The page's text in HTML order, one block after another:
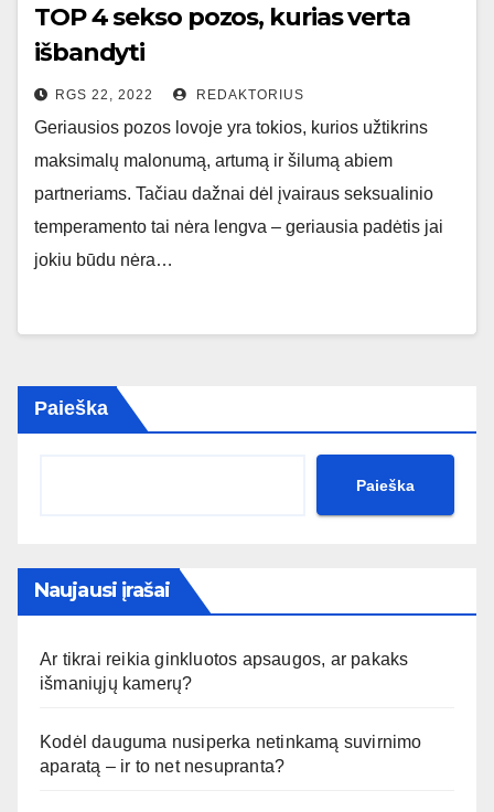
TOP 4 sekso pozos, kurias verta
išbandyti
RGS 22, 2022 REDAKTORIUS
Geriausios pozos lovoje yra tokios, kurios užtikrins
maksimalų malonumą, artumą ir šilumą abiem
partneriams. Tačiau dažnai dėl įvairaus seksualinio
temperamento tai nėra lengva – geriausia padėtis jai
jokiu būdu nėra…
Paieška
Paieška
Naujausi įrašai
Ar tikrai reikia ginkluotos apsaugos, ar pakaks
išmaniųjų kamerų?
Kodėl dauguma nusiperka netinkamą suvirnimo
aparatą – ir to net nesupranta?